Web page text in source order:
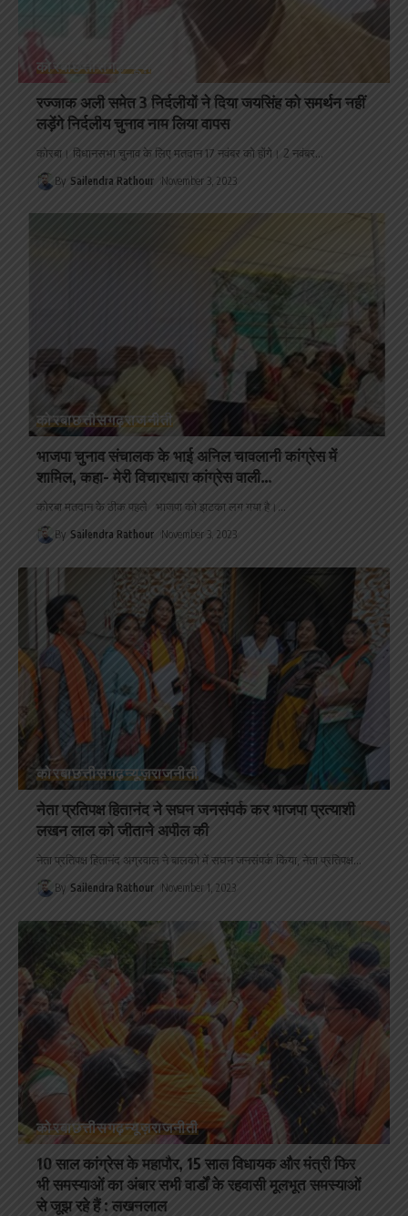
कोरबाछत्तीसगढ़न्यूज़
रज्जाक अली समेत 3 निर्दलीयों ने दिया जयसिंह को समर्थन नहीं
लड़ेंगे निर्दलीय चुनाव नाम लिया वापस
कोरबा। विधानसभा चुनाव के लिए मतदान 17 नवंबर को होंगे। 2 नवंबर…
By Sailendra Rathour November 3, 2023
कोरबाछत्तीसगढ़राजनीती
भाजपा चुनाव संचालक के भाई अनिल चावलानी कांग्रेस में
शामिल, कहा- मेरी विचारधारा कांग्रेस वाली…
कोरबा मतदान के ठीक पहले भाजपा को झटका लग गया है। …
By Sailendra Rathour November 3, 2023
कोरबाछत्तीसगढ़न्यूज़राजनीती
नेता प्रतिपक्ष हितानंद ने सघन जनसंपर्क कर भाजपा प्रत्याशी
लखन लाल को जीताने अपील की
नेता प्रतिपक्ष हितानंद अग्रवाल ने बालको में सघन जनसंपर्क किया, नेता प्रतिपक्ष…
By Sailendra Rathour November 1, 2023
कोरबाछत्तीसगढ़न्यूज़राजनीती
10 साल कांग्रेस के महापौर, 15 साल विधायक और मंत्री फिर
भी समस्याओं का अंबार सभी वार्डों के रहवासी मूलभूत समस्याओं
से जूझ रहे हैं : लखनलाल